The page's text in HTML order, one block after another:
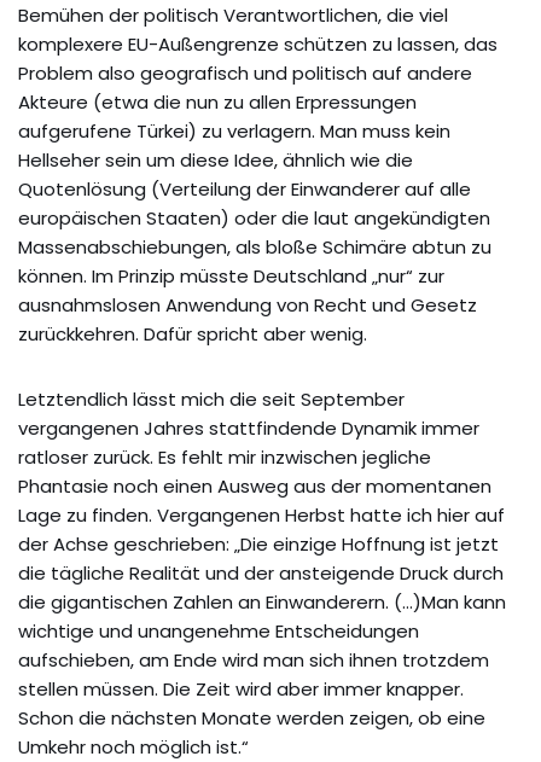
Bemühen der politisch Verantwortlichen, die viel
komplexere EU-Außengrenze schützen zu lassen, das
Problem also geografisch und politisch auf andere
Akteure (etwa die nun zu allen Erpressungen
aufgerufene Türkei) zu verlagern. Man muss kein
Hellseher sein um diese Idee, ähnlich wie die
Quotenlösung (Verteilung der Einwanderer auf alle
europäischen Staaten) oder die laut angekündigten
Massenabschiebungen, als bloße Schimäre abtun zu
können. Im Prinzip müsste Deutschland „nur“ zur
ausnahmslosen Anwendung von Recht und Gesetz
zurückkehren. Dafür spricht aber wenig.
Letztendlich lässt mich die seit September
vergangenen Jahres stattfindende Dynamik immer
ratloser zurück. Es fehlt mir inzwischen jegliche
Phantasie noch einen Ausweg aus der momentanen
Lage zu finden. Vergangenen Herbst hatte ich hier auf
der Achse geschrieben: „Die einzige Hoffnung ist jetzt
die tägliche Realität und der ansteigende Druck durch
die gigantischen Zahlen an Einwanderern. (…)Man kann
wichtige und unangenehme Entscheidungen
aufschieben, am Ende wird man sich ihnen trotzdem
stellen müssen. Die Zeit wird aber immer knapper.
Schon die nächsten Monate werden zeigen, ob eine
Umkehr noch möglich ist.“